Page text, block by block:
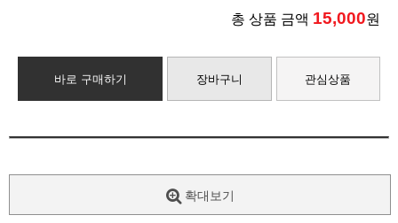
총 상품 금액 15,000원
바로 구매하기 장바구니 관심상품
확대보기